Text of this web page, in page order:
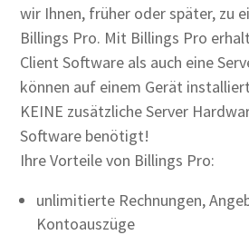
wir Ihnen, früher oder später, zu
Billings Pro. Mit Billings Pro
Client Software als auch eine
können auf einem Gerät
KEINE zusätzliche Server
Software benötigt!
Ihre Vorteile von Billings Pro:
unlimitierte Rechnungen,
Kontoauszüge